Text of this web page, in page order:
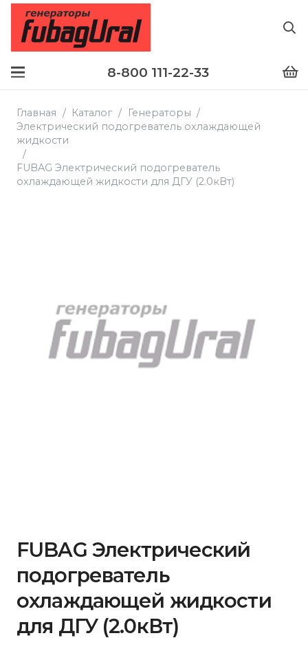
8-800 111-22-33
Главная / Каталог / Генераторы /
Электрический подогреватель охлаждающей
жидкости
/
FUBAG Электрический подогреватель
охлаждающей жидкости для ДГУ (2.0кВт)
FUBAG Электрический
подогреватель
охлаждающей жидкости
для ДГУ (2.0кВт)